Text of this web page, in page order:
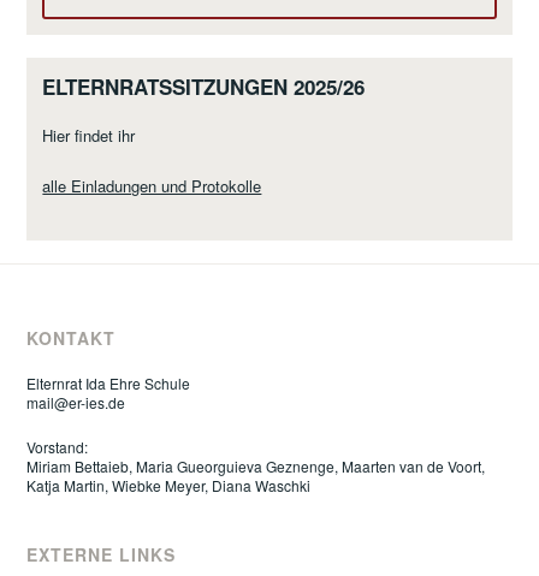
ELTERNRATSSITZUNGEN 2025/26
Hier findet ihr
alle Einladungen und Protokolle
KONTAKT
Elternrat Ida Ehre Schule
mail@er-ies.de
Vorstand:
Miriam Bettaieb, Maria Gueorguieva Geznenge, Maarten van de Voort,
Katja Martin, Wiebke Meyer, Diana Waschki
EXTERNE LINKS